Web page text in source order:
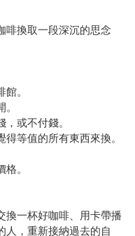
啡換取一段深沉的思念
。
或不付錢。
等值的所有東西來換。
。
換一杯好咖啡、用卡帶播
人，重新接納過去的自